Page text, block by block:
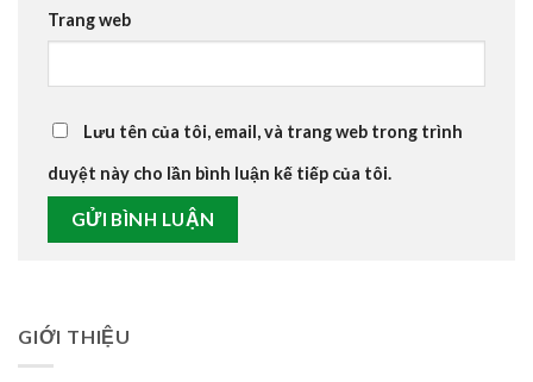
Trang web
Lưu tên của tôi, email, và trang web trong trình
duyệt này cho lần bình luận kế tiếp của tôi.
GIỚI THIỆU